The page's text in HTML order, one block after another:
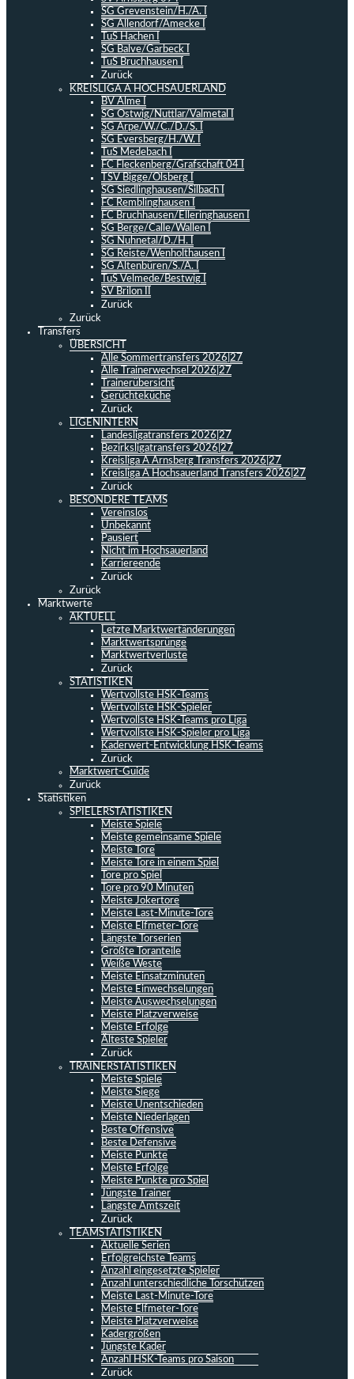
SG Grevenstein/H./A. I
SG Allendorf/Amecke I
TuS Hachen I
SG Balve/Garbeck I
TuS Bruchhausen I
Zurück
KREISLIGA A HOCHSAUERLAND
BV Alme I
SG Ostwig/Nuttlar/Valmetal I
SG Arpe/W./C./D./S. I
SG Eversberg/H./W. I
TuS Medebach I
FC Fleckenberg/Grafschaft 04 I
TSV Bigge/Olsberg I
SG Siedlinghausen/Silbach I
FC Remblinghausen I
FC Bruchhausen/Elleringhausen I
SG Berge/Calle/Wallen I
SG Nuhnetal/D./H. I
SG Reiste/Wenholthausen I
SG Altenbüren/S./A. I
TuS Velmede/Bestwig I
SV Brilon II
Zurück
Zurück
Transfers
ÜBERSICHT
Alle Sommertransfers 2026|27
Alle Trainerwechsel 2026|27
Trainerübersicht
Gerüchteküche
Zurück
LIGENINTERN
Landesligatransfers 2026|27
Bezirksligatransfers 2026|27
Kreisliga A Arnsberg Transfers 2026|27
Kreisliga A Hochsauerland Transfers 2026|27
Zurück
BESONDERE TEAMS
Vereinslos
Unbekannt
Pausiert
Nicht im Hochsauerland
Karriereende
Zurück
Zurück
Marktwerte
AKTUELL
Letzte Marktwertänderungen
Marktwertsprünge
Marktwertverluste
Zurück
STATISTIKEN
Wertvollste HSK-Teams
Wertvollste HSK-Spieler
Wertvollste HSK-Teams pro Liga
Wertvollste HSK-Spieler pro Liga
Kaderwert-Entwicklung HSK-Teams
Zurück
Marktwert-Guide
Zurück
Statistiken
SPIELERSTATISTIKEN
Meiste Spiele
Meiste gemeinsame Spiele
Meiste Tore
Meiste Tore in einem Spiel
Tore pro Spiel
Tore pro 90 Minuten
Meiste Jokertore
Meiste Last-Minute-Tore
Meiste Elfmeter-Tore
Längste Torserien
Größte Toranteile
Weiße Weste
Meiste Einsatzminuten
Meiste Einwechselungen
Meiste Auswechselungen
Meiste Platzverweise
Meiste Erfolge
Älteste Spieler
Zurück
TRAINERSTATISTIKEN
Meiste Spiele
Meiste Siege
Meiste Unentschieden
Meiste Niederlagen
Beste Offensive
Beste Defensive
Meiste Punkte
Meiste Erfolge
Meiste Punkte pro Spiel
Jüngste Trainer
Längste Amtszeit
Zurück
TEAMSTATISTIKEN
Aktuelle Serien
Erfolgreichste Teams
Anzahl eingesetzte Spieler
Anzahl unterschiedliche Torschützen
Meiste Last-Minute-Tore
Meiste Elfmeter-Tore
Meiste Platzverweise
Kadergrößen
Jüngste Kader
Anzahl HSK-Teams pro Saison
Zurück